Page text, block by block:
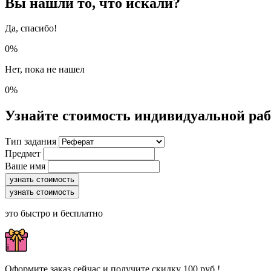
Да, спасибо!
0%
Нет, пока не нашел
0%
Узнайте стоимость индивидуальной
Тип задания
Предмет
Ваше имя
узнать стоимость
узнать стоимость
это быстро и бесплатно